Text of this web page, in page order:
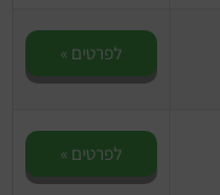
לפרטים »
לפרטים »